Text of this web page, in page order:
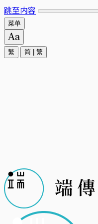
跳至内容
菜单
繁 简 繁